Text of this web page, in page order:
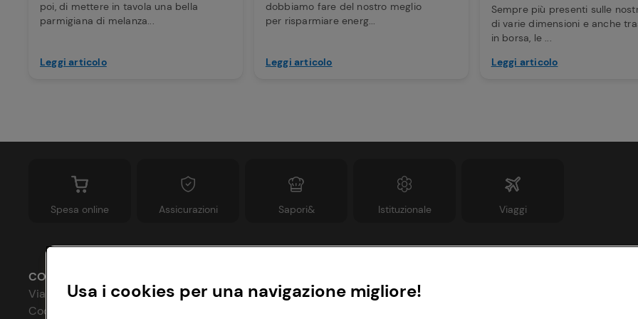
poi, di mettere in tavola una bella
parmigiana di melanza...
Leggi articolo
dobbiamo fare del nostro meglio
per risparmiare energ...
Leggi articolo
Sempre più presenti sulle
di varie dimensioni e anche
in borsa, le ...
Leggi articolo
Spesa online Assicurazioni Sapori& Istituzionale Viaggi
CONAD SOCIETÀ COOPERATIVA
Via Michelino, 59 | 40127 BOLOGNA
Codice Fiscale e Registro Imprese
Usa i cookies per una navigazione migliore!